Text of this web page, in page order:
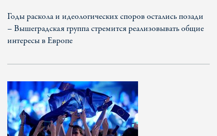
Годы раскола и идеологических споров остались позади
– Вышеградская группа стремится реализовывать общие
интересы в Европе